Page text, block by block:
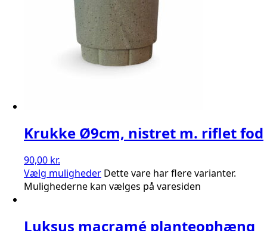
Krukke Ø9cm, nistret m. riflet fod
90,00 kr.
Vælg muligheder Dette vare har flere varianter.
Mulighederne kan vælges på varesiden
Luksus macramé planteophæng